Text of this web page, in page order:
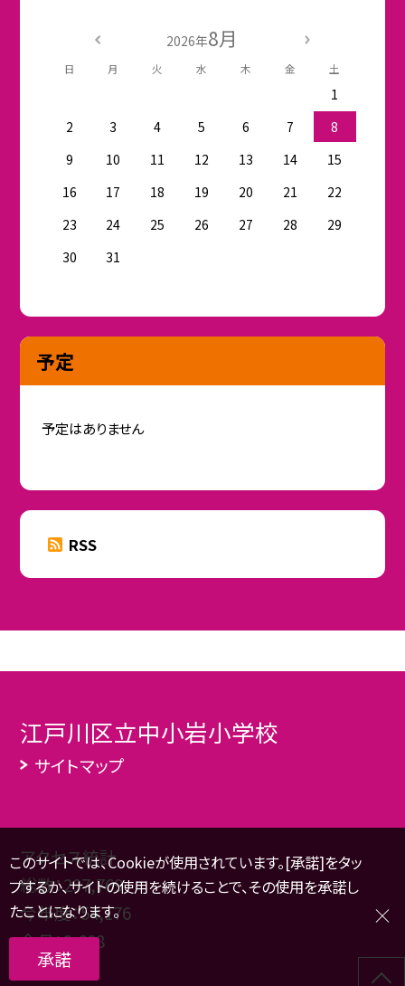
2026年8月
日 月 火 水 木 金 土
1
2
3 4 5 6 7
8
9
10 11 12 13 14
15
16
17 18 19 20 21
22
23
24 25 26 27 28
29
30
31
予定
予定はありません
RSS
江戸川区立中小岩小学校
サイトマップ
アクセス統計
総数：297,769
今年度：54,176
今月：2,608
本日：113
このサイトでは、Cookieが使用されています。[承諾]をタッ
プするか、サイトの使用を続けることで、その使用を承諾し
たことになります。
承諾